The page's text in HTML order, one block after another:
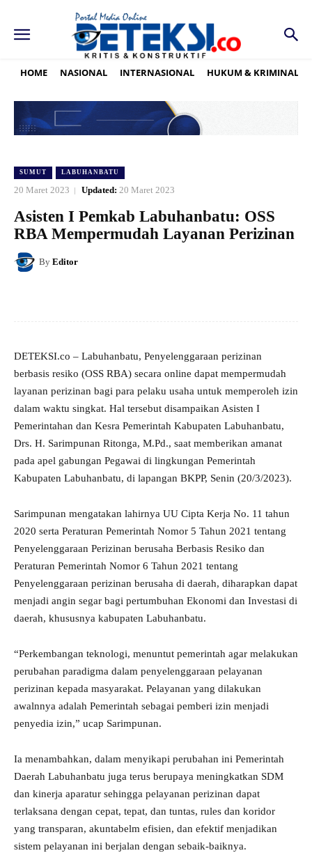
HOME NASIONAL INTERNASIONAL HUKUM & KRIMINAL
SUMUT LABUHANBATU
20 Maret 2023 Updated: 20 Maret 2023
Asisten I Pemkab Labuhanbatu: OSS
RBA Mempermudah Layanan Perizinan
By Editor
DETEKSI.co – Labuhanbatu, Penyelenggaraan perizinan
berbasis resiko (OSS RBA) secara online dapat mempermudah
layanan perizinan bagi para pelaku usaha untuk memperoleh izin
dalam waktu singkat. Hal tersebut disampaikan Asisten I
Pemerintahan dan Kesra Pemerintah Kabupaten Labuhanbatu,
Drs. H. Sarimpunan Ritonga, M.Pd., saat memberikan amanat
pada apel gabungan Pegawai di lingkungan Pemerintah
Kabupaten Labuhanbatu, di lapangan BKPP, Senin (20/3/2023).
Sarimpunan mengatakan lahirnya UU Cipta Kerja No. 11 tahun
2020 serta Peraturan Pemerintah Nomor 5 Tahun 2021 tentang
Penyelenggaraan Perizinan berusaha Berbasis Resiko dan
Peraturan Pemerintah Nomor 6 Tahun 2021 tentang
Penyelenggaraan perizinan berusaha di daerah, diharapkan dapat
menjadi angin segar bagi pertumbuhan Ekonomi dan Investasi di
daerah, khususnya kabupaten Labuhanbatu.
“Perkembangan teknologi, menuntut pemerintah agar melakukan
perubahan paradigma dalam penyelenggaraan pelayanan
perizinan kepada masyarakat. Pelayanan yang dilakukan
awalnnya adalah Pemerintah sebagai pemberi izin menjadi
penyedia izin,” ucap Sarimpunan.
Ia menambahkan, dalam menyikapi perubahan ini Pemerintah
Daerah Labuhanbatu juga terus berupaya meningkatkan SDM
dan kinerja aparatur sehingga pelayanan perizinan dapat
terlaksana dengan cepat, tepat, dan tuntas, rules dan koridor
yang transparan, akuntabelm efisien, dan efektif menjadikan
sistem pelayanan ini berjalan dengan sebaik-baiknya.